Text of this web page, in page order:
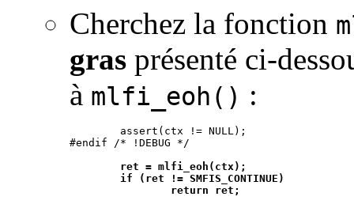
Cherchez la fonction
gras présenté ci-
à mlfi_eoh() :
        assert(ctx != NULL);
        ret = mlfi_eoh(ctx);
        if (ret != SMFIS_CONTINUE)
                return ret;